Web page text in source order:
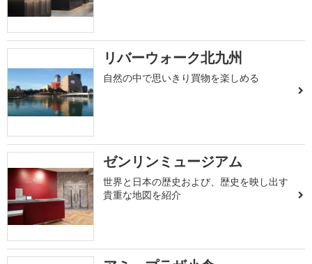
リバーウォーク北九州
自然の中で思いきり買物を楽しめる
ゼンリンミュージアム
世界と日本の歴史および、歴史を映し出す
貴重な地図を紹介